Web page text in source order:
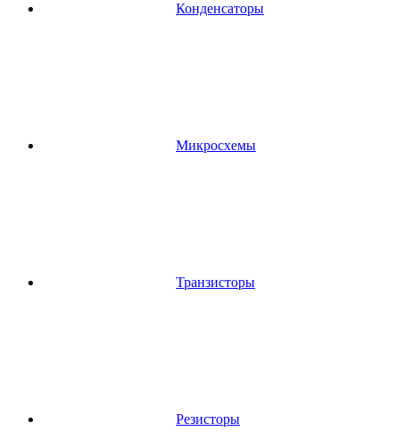
Конденсаторы
Микросхемы
Транзисторы
Резисторы